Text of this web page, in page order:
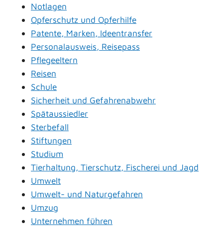
Notlagen
Opferschutz und Opferhilfe
Patente, Marken, Ideentransfer
Personalausweis, Reisepass
Pflegeeltern
Reisen
Schule
Sicherheit und Gefahrenabwehr
Spätaussiedler
Sterbefall
Stiftungen
Studium
Tierhaltung, Tierschutz, Fischerei und Jagd
Umwelt
Umwelt- und Naturgefahren
Umzug
Unternehmen führen